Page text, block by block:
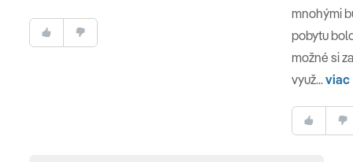
mnohými
pobytu
možné si
využ...viac